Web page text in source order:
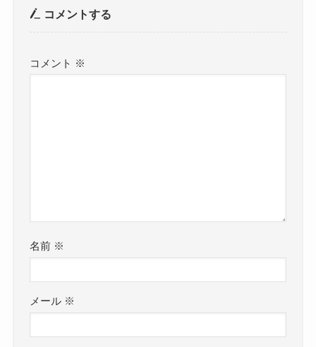
コメントする
コメント ※
名前 ※
メール ※